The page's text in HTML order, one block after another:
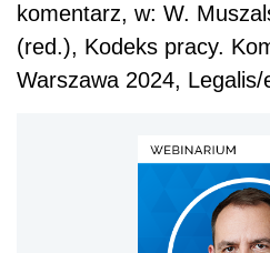
komentarz, w: W.
(red.), Kodeks pracy.
Warszawa 2024, Legalis/